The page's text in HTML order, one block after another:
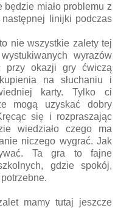
miało problemu z
linijki podczas
nie wszystkie zalety tej
wyrazów
przy okazji gry ćwiczą
na słuchaniu i
karty. Tylko ci
mogą uzyskać dobry
się i rozpraszając
wiedziało czego ma
niczego wygrać. Jak
Ta gra to fajne
gdzie spokój,
mamy tutaj jeszcze